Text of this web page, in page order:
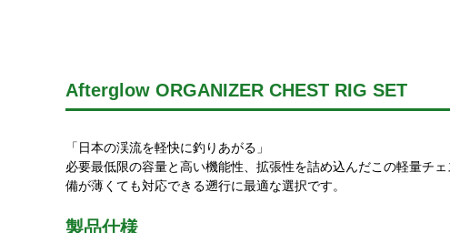
Afterglow ORGANIZER CHEST RIG SET
「日本の渓流を軽快に釣りあがる」
必要最低限の容量と高い機能性、拡張性を詰め込んだこの軽量チ
備が薄くても対応できる遡行に最適な選択です。
製品仕様